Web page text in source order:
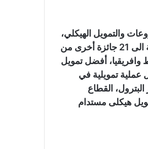
والتمويل الهيكلي،
“افضل بنك في مجال التوريق في منطقه الشرق الأوسط لعام 2023″، إضافة الى 21 جائزة أخرى من
أفضل تمويل
عملية تمويلية في
البترول، القطاع
هيكلى مستدام